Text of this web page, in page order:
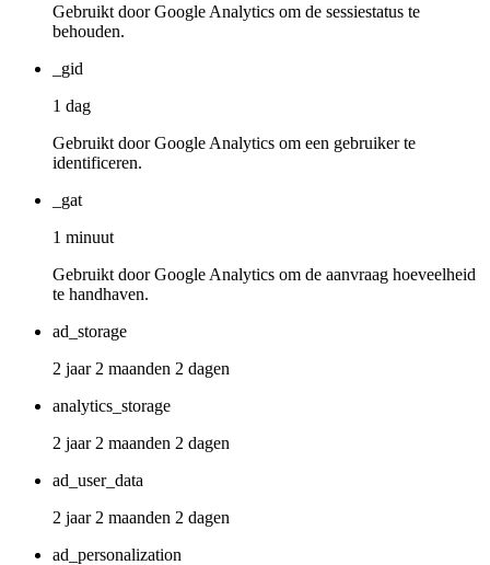
Gebruikt door Google Analytics om de sessiestatus te
behouden.
_gid
1 dag
Gebruikt door Google Analytics om een gebruiker te
identificeren.
_gat
1 minuut
Gebruikt door Google Analytics om de aanvraag hoeveelheid
te handhaven.
ad_storage
2 jaar 2 maanden 2 dagen
analytics_storage
2 jaar 2 maanden 2 dagen
ad_user_data
2 jaar 2 maanden 2 dagen
ad_personalization